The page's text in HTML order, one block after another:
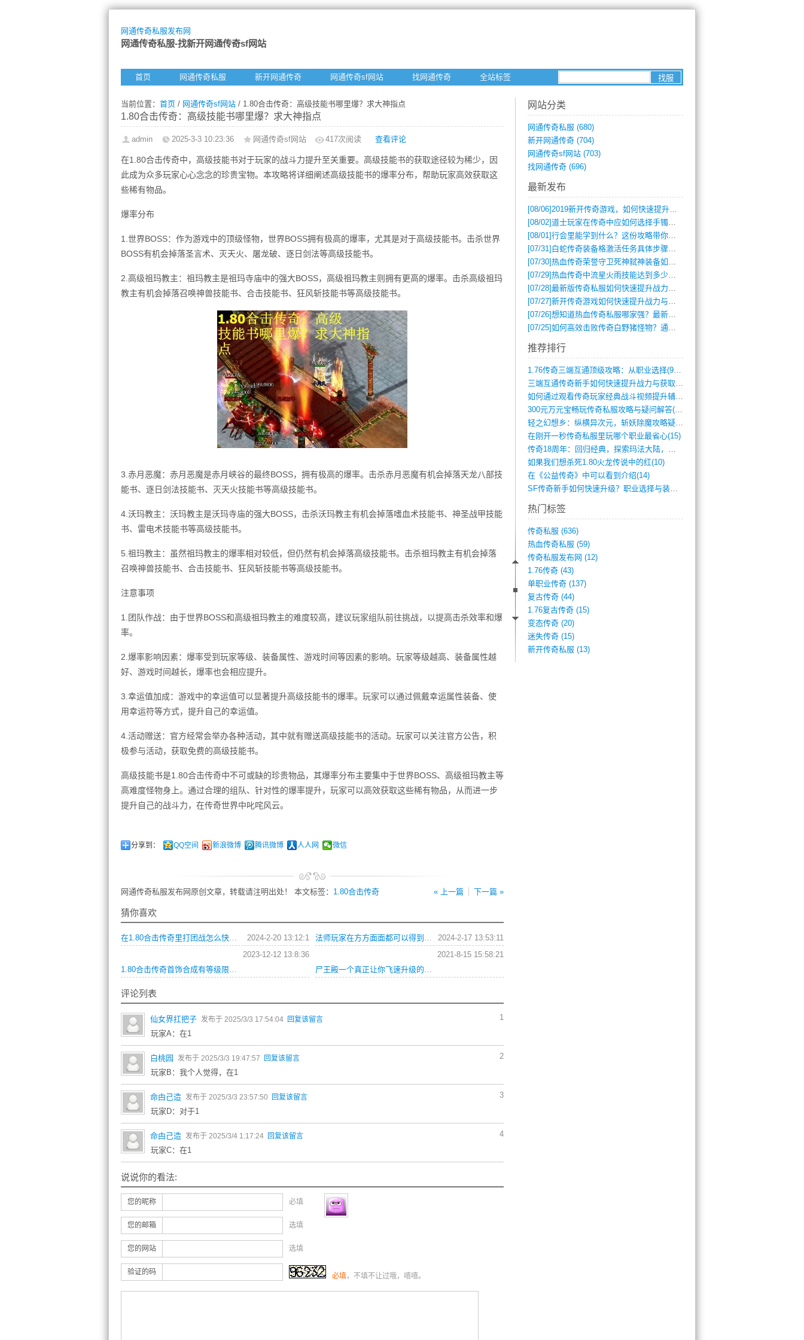
网通传奇私服发布网
网通传奇私服-找新开网通传奇sf网站
首页 网通传奇私服 新开网通传奇 网通传奇sf网站 找网通传奇 全站标签
当前位置： 首页 / 网通传奇sf网站 / 1.80合击传奇：高级技能书哪里爆？求大神指点
1.80合击传奇：高级技能书哪里爆？求大神指点
admin 2025-3-3 10:23:36 网通传奇sf网站 417次阅读 查看评论
在1.80合击传奇中，高级技能书对于玩家的战斗力提升至关重要。高级技能书的获取途径较为稀少，因
此成为众多玩家心心念念的珍贵宝物。本攻略将详细阐述高级技能书的爆率分布，帮助玩家高效获取这
些稀有物品。
爆率分布
1.世界BOSS：作为游戏中的顶级怪物，世界BOSS拥有极高的爆率，尤其是对于高级技能书。击杀世界
BOSS有机会掉落圣言术、灭天火、屠龙破、逐日剑法等高级技能书。
2.高级祖玛教主：祖玛教主是祖玛寺庙中的强大BOSS，高级祖玛教主则拥有更高的爆率。击杀高级祖玛
教主有机会掉落召唤神兽技能书、合击技能书、狂风斩技能书等高级技能书。
3.赤月恶魔：赤月恶魔是赤月峡谷的最终BOSS，拥有极高的爆率。击杀赤月恶魔有机会掉落天龙八部技
能书、逐日剑法技能书、灭天火技能书等高级技能书。
4.沃玛教主：沃玛教主是沃玛寺庙的强大BOSS，击杀沃玛教主有机会掉落嗜血术技能书、神圣战甲技能
书、雷电术技能书等高级技能书。
5.祖玛教主：虽然祖玛教主的爆率相对较低，但仍然有机会掉落高级技能书。击杀祖玛教主有机会掉落
召唤神兽技能书、合击技能书、狂风斩技能书等高级技能书。
注意事项
1.团队作战：由于世界BOSS和高级祖玛教主的难度较高，建议玩家组队前往挑战，以提高击杀效率和爆
率。
2.爆率影响因素：爆率受到玩家等级、装备属性、游戏时间等因素的影响。玩家等级越高、装备属性越
好、游戏时间越长，爆率也会相应提升。
3.幸运值加成：游戏中的幸运值可以显著提升高级技能书的爆率。玩家可以通过佩戴幸运属性装备、使
用幸运符等方式，提升自己的幸运值。
4.活动赠送：官方经常会举办各种活动，其中就有赠送高级技能书的活动。玩家可以关注官方公告，积
极参与活动，获取免费的高级技能书。
高级技能书是1.80合击传奇中不可或缺的珍贵物品，其爆率分布主要集中于世界BOSS、高级祖玛教主等
高难度怪物身上。通过合理的组队、针对性的爆率提升，玩家可以高效获取这些稀有物品，从而进一步
提升自己的战斗力，在传奇世界中叱咤风云。
分享到： QQ空间 新浪微博 腾讯微博 人人网 微信
« 上一篇 下一篇 »
网通传奇私服发布网原创文章，转载请注明出处！ 本文标签： 1.80合击传奇
猜你喜欢
2024-2-20 13:12:1
在1.80合击传奇里打团战怎么快速换目标 2024-2-17 13:53:11
法师玩家在方方面面都可以得到有效的成长
2023-12-12 13:8:36
1.80合击传奇首饰合成有等级限制吗
2021-8-15 15:58:21
尸王殿一个真正让你飞速升级的地图
评论列表
1
仙女界扛把子 发布于 2025/3/3 17:54:04 回复该留言
玩家A：在1
2
白桃园 发布于 2025/3/3 19:47:57 回复该留言
玩家B：我个人觉得，在1
3
命甴己造 发布于 2025/3/3 23:57:50 回复该留言
玩家D：对于1
4
命甴己造 发布于 2025/3/4 1:17:24 回复该留言
玩家C：在1
说说你的看法:
您的昵称 必填
您的邮箱 选填
您的网站 选填
验证的码 必填，不填不让过哦，嘻嘻。
网站分类
网通传奇私服 (680)
新开网通传奇 (704)
网通传奇sf网站 (703)
找网通传奇 (696)
最新发布
[08/06]2019新开传奇游戏，如何快速提升角色等级？
[08/02]道士玩家在传奇中应如何选择手镯装备？
[08/01]行会里能学到什么？这份攻略带你全掌握
[07/31] 白蛇传奇装备格激活任务具体步骤是什么？如何完成？
[07/30]热血传奇荣誉守卫死神弑神装备如何获取与佩戴攻略？
[07/29]热血传奇中流星火雨技能达到多少级可以开始练装备？
[07/28]最新版传奇私服如何快速提升战力与获取稀有装备？
[07/27]新开传奇游戏如何快速提升战力与获取稀有装备？
[07/26]想知道热血传奇私服哪家强？最新排行榜攻略全解析
[07/25]如何高效击败传奇白野猪怪物？通关技巧全解析
推荐排行
1.76传奇三端互通顶级攻略：从职业选择(972)
三端互通传奇新手如何快速提升战力与获取稀(379)
如何通过观看传奇玩家经典战斗视频提升辅助(661)
300元万元宝畅玩传奇私服攻略与疑问解答(828)
轻之幻想乡：纵横异次元，斩妖除魔攻略疑云(404)
在刚开一秒传奇私服里玩哪个职业最省心(15)
传奇18周年：回归经典，探索玛法大陆，寻(798)
如果我们想杀死1.80火龙传说中的红(10)
在《公益传奇》中可以看到介绍(14)
SF传奇新手如何快速升级？职业选择与装备(711)
热门标签
传奇私服 (636)
热血传奇私服 (59)
传奇私服发布网 (12)
1.76传奇 (43)
单职业传奇 (137)
复古传奇 (44)
1.76复古传奇 (15)
变态传奇 (20)
迷失传奇 (15)
新开传奇私服 (13)